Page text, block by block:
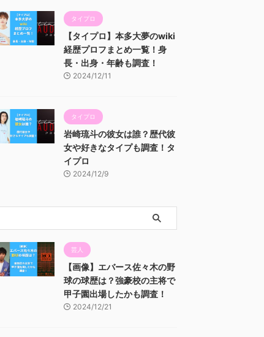
タイプロ
【タイプロ】本多大夢のwiki
経歴プロフまとめ一覧！身
長・出身・年齢も調査！
2024/12/11
タイプロ
岩崎琉斗の彼女は誰？歴代彼
女や好きなタイプも調査！タ
イプロ
2024/12/9
芸人
【画像】エバース佐々木の野
球の球歴は？強豪校の主将で
甲子園出場したかも調査！
2024/12/21